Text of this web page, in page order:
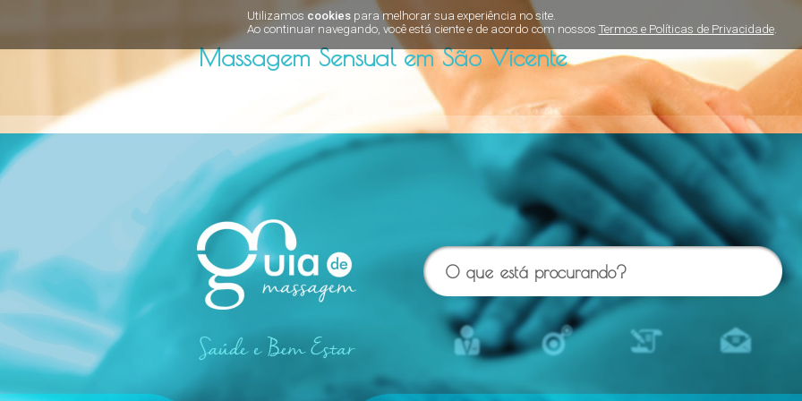
Utilizamos cookiespara melhorar sua experiência no site.
Ao continuar navegando, você está ciente e de acordo com nossos Termos e Políticas de Privacidade.
Massagem Sensual em São Vicente